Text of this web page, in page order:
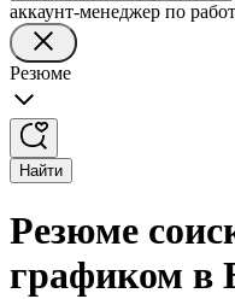
аккаунт-менеджер по
Резюме
Найти
Резюме
графиком в